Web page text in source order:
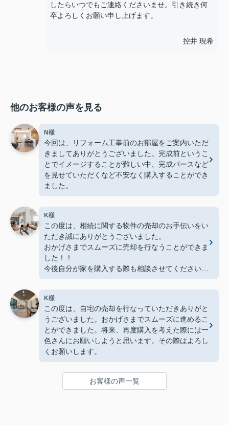
したらいつでもご連絡くださいませ。引き続き何
卒よろしくお願い申し上げます。
控井 現希
他のお客様の声を見る
N様
今回は、リフォーム工事前のお部屋をご案内いただ
きましてありがとうございました。完成前というこ
とでイメージすることが難しい中、完成パースなど
を見せていただくなど不安なく購入することができ
ました。
K様
この度は、相続に関する物件の売却のお手伝いをい
ただき誠にありがとうございました。
おかげさまでスムーズに売却を行なうことができま
した！！
今後自分が家を購入する際も相談させてください。
よろしくお願いします。
K様
この度は、自宅の売却を行なっていただきありがと
うございました。おかげさまでスムーズに進めるこ
とができました。将来、再度購入を考えた際には一
色さんにお願いしようと思います。その際はよろし
くお願いします。
お客様の声一覧